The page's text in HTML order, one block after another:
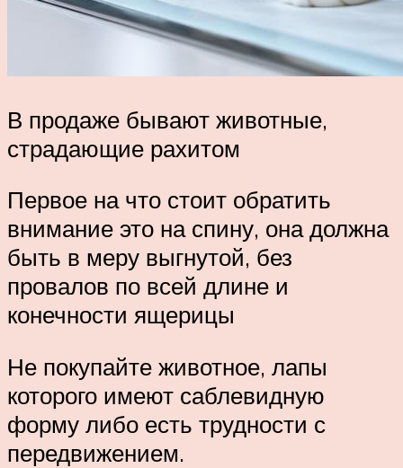
В продаже бывают животные,
страдающие рахитом
Первое на что стоит обратить
внимание это на спину, она должна
быть в меру выгнутой, без
провалов по всей длине и
конечности ящерицы
Не покупайте животное, лапы
которого имеют саблевидную
форму либо есть трудности с
передвижением.